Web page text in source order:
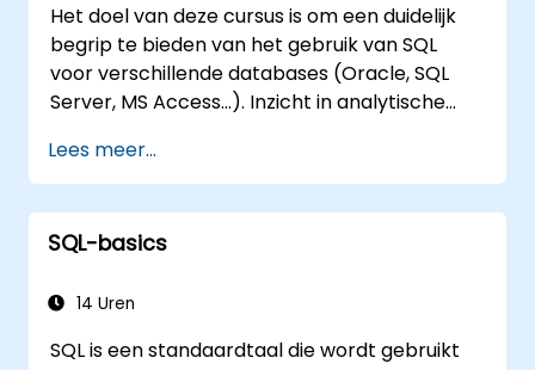
Het doel van deze cursus is om een duidelijk
begrip te bieden van het gebruik van SQL
voor verschillende databases (Oracle, SQL
Server, MS Access...). Inzicht in analytische
database aan elkaar gekoppeld kunnen
worden, helpt deelnemers om
datagegevensanalyseoperaties naar de
databasezijde te verplaatsen, in plaats van dit
ook helpen bij het ontwikkelen van elk IT-
gebruikt.
Lees meer...
SQL-basics
14 Uren
SQL is een standaardtaal die wordt gebruikt